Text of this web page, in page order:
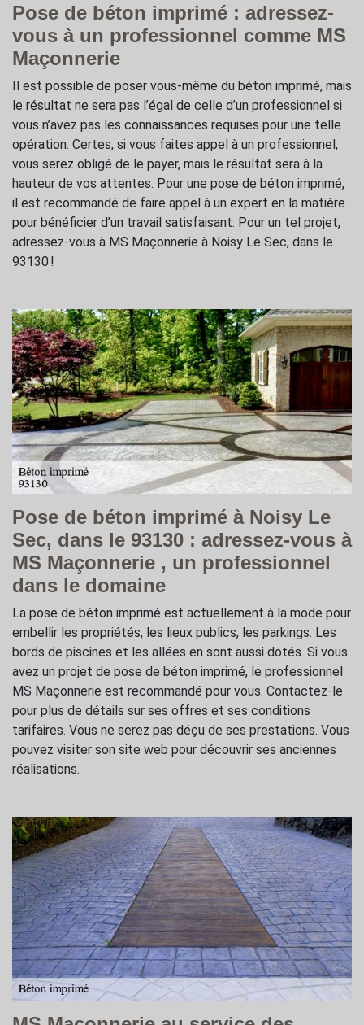
Pose de béton imprimé : adressez-
vous à un professionnel comme MS
Maçonnerie
Il est possible de poser vous-même du béton imprimé, mais
le résultat ne sera pas l’égal de celle d’un professionnel si
vous n’avez pas les connaissances requises pour une telle
opération. Certes, si vous faites appel à un professionnel,
vous serez obligé de le payer, mais le résultat sera à la
hauteur de vos attentes. Pour une pose de béton imprimé,
il est recommandé de faire appel à un expert en la matière
pour bénéficier d’un travail satisfaisant. Pour un tel projet,
adressez-vous à MS Maçonnerie à Noisy Le Sec, dans le
93130 !
Pose de béton imprimé à Noisy Le
Sec, dans le 93130 : adressez-vous à
MS Maçonnerie , un professionnel
dans le domaine
La pose de béton imprimé est actuellement à la mode pour
embellir les propriétés, les lieux publics, les parkings. Les
bords de piscines et les allées en sont aussi dotés. Si vous
avez un projet de pose de béton imprimé, le professionnel
MS Maçonnerie est recommandé pour vous. Contactez-le
pour plus de détails sur ses offres et ses conditions
tarifaires. Vous ne serez pas déçu de ses prestations. Vous
pouvez visiter son site web pour découvrir ses anciennes
réalisations.